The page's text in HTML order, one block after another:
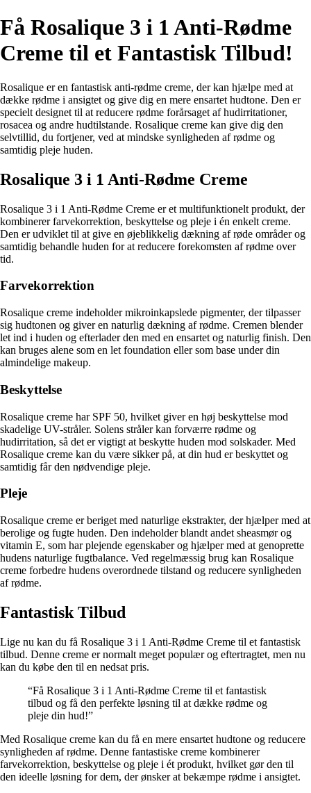
Få Rosalique 3 i 1 Anti-Rødme
Creme til et Fantastisk Tilbud!
Rosalique er en fantastisk anti-rødme creme, der kan hjælpe med at
dække rødme i ansigtet og give dig en mere ensartet hudtone. Den er
specielt designet til at reducere rødme forårsaget af hudirritationer,
rosacea og andre hudtilstande. Rosalique creme kan give dig den
selvtillid, du fortjener, ved at mindske synligheden af rødme og
samtidig pleje huden.
Rosalique 3 i 1 Anti-Rødme Creme
Rosalique 3 i 1 Anti-Rødme Creme er et multifunktionelt produkt, der
kombinerer farvekorrektion, beskyttelse og pleje i én enkelt creme.
Den er udviklet til at give en øjeblikkelig dækning af røde områder og
samtidig behandle huden for at reducere forekomsten af rødme over
tid.
Farvekorrektion
Rosalique creme indeholder mikroinkapslede pigmenter, der tilpasser
sig hudtonen og giver en naturlig dækning af rødme. Cremen blender
let ind i huden og efterlader den med en ensartet og naturlig finish. Den
kan bruges alene som en let foundation eller som base under din
almindelige makeup.
Beskyttelse
Rosalique creme har SPF 50, hvilket giver en høj beskyttelse mod
skadelige UV-stråler. Solens stråler kan forværre rødme og
hudirritation, så det er vigtigt at beskytte huden mod solskader. Med
Rosalique creme kan du være sikker på, at din hud er beskyttet og
samtidig får den nødvendige pleje.
Pleje
Rosalique creme er beriget med naturlige ekstrakter, der hjælper med at
berolige og fugte huden. Den indeholder blandt andet sheasmør og
vitamin E, som har plejende egenskaber og hjælper med at genoprette
hudens naturlige fugtbalance. Ved regelmæssig brug kan Rosalique
creme forbedre hudens overordnede tilstand og reducere synligheden
af rødme.
Fantastisk Tilbud
Lige nu kan du få Rosalique 3 i 1 Anti-Rødme Creme til et fantastisk
tilbud. Denne creme er normalt meget populær og eftertragtet, men nu
kan du købe den til en nedsat pris.
“Få Rosalique 3 i 1 Anti-Rødme Creme til et fantastisk
tilbud og få den perfekte løsning til at dække rødme og
pleje din hud!”
Med Rosalique creme kan du få en mere ensartet hudtone og reducere
synligheden af rødme. Denne fantastiske creme kombinerer
farvekorrektion, beskyttelse og pleje i ét produkt, hvilket gør den til
den ideelle løsning for dem, der ønsker at bekæmpe rødme i ansigtet.